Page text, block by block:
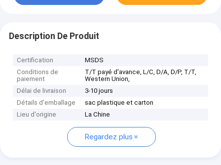
Description De Produit
Certification
MSDS
Conditions de
paiement
T/T payé d'avance, L/C, D/A, D/P, T/T,
Western Union,
Délai de livraison
3-10 jours
Détails d'emballage
sac plastique et carton
Lieu d'origine
La Chine
Regardez plus